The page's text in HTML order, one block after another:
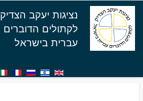
נציגות יעקב הצדיק
לקתולים הדוברים
עברית בישראל